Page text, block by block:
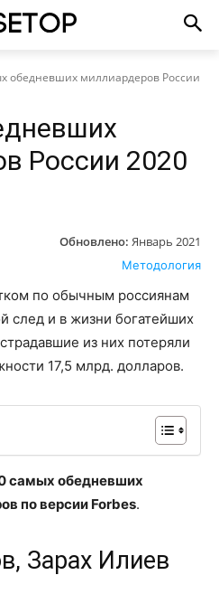
обедневших миллиардеров России
России 2020
Обновлено: Январь 2021
Методология
по обычным россиянам
след и в жизни богатейших
из них потеряли
17,5 млрд. долларов.
самых обедневших
по версии Forbes.
Зарах Илиев